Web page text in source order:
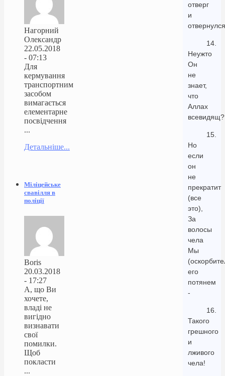
отверг
и
14.
Неужто
Он
не
знает,
что
Аллах
всевидящ?
15.
Но
если
он
не
прекратит
(все
это),
За
волосы
чела
Мы
его
потянем
-
16.
Такого
грешного
и
лживого
чела!
Нагорний
Олександр
22.05.2018
- 07:13
Для
кермування
транспортним
засобом
вимагається
елементарне
посвідчення
...
Детальніше...
Міліцейське
свавілля в
поліції
Boris
20.03.2018
- 17:27
А, що Ви
хочете,
владі не
вигідно
визнавати
свої
помилки.
Щоб
покласти
...